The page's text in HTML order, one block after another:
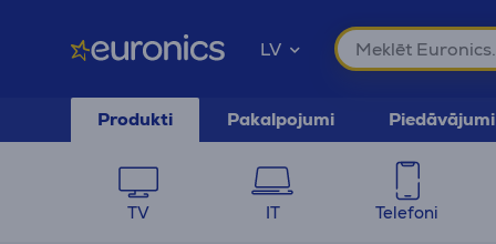
LV
Produkti Pakalpojumi Piedāvājumi
TV IT Telefoni